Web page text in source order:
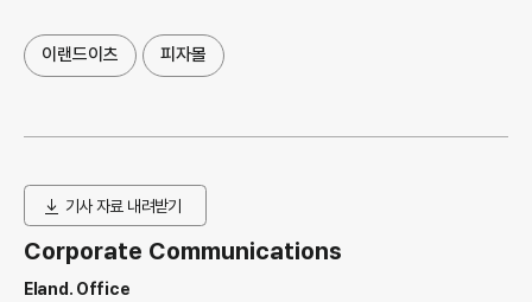
이랜드이츠 피자몰
기사 자료 내려받기
Corporate Communications
Eland. Office